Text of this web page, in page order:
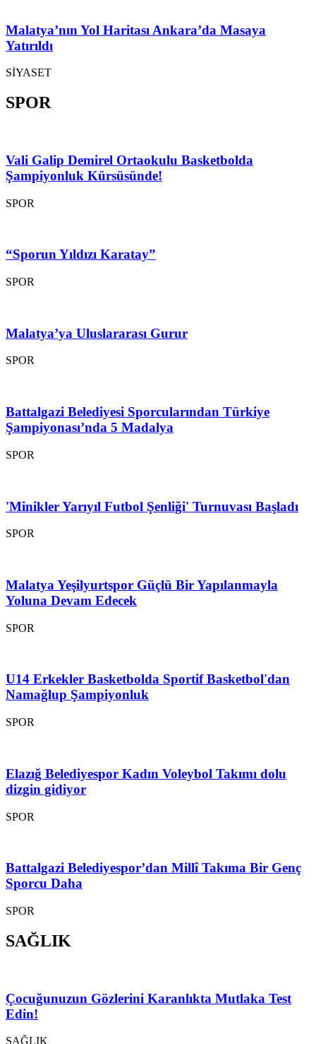
Malatya’nın Yol Haritası Ankara’da Masaya
Yatırıldı
SİYASET
SPOR
Vali Galip Demirel Ortaokulu Basketbolda
Şampiyonluk Kürsüsünde!
SPOR
“Sporun Yıldızı Karatay”
SPOR
Malatya’ya Uluslararası Gurur
SPOR
Battalgazi Belediyesi Sporcularından Türkiye
Şampiyonası’nda 5 Madalya
SPOR
'Minikler Yarıyıl Futbol Şenliği' Turnuvası Başladı
SPOR
Malatya Yeşilyurtspor Güçlü Bir Yapılanmayla
Yoluna Devam Edecek
SPOR
U14 Erkekler Basketbolda Sportif Basketbol'dan
Namağlup Şampiyonluk
SPOR
Elazığ Belediyespor Kadın Voleybol Takımı dolu
dizgin gidiyor
SPOR
Battalgazi Belediyespor’dan Millî Takıma Bir Genç
Sporcu Daha
SPOR
SAĞLIK
Çocuğunuzun Gözlerini Karanlıkta Mutlaka Test
Edin!
SAĞLIK